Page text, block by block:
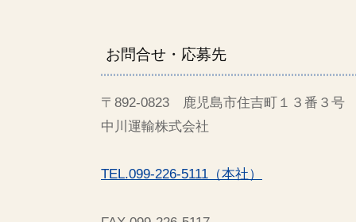
お問合せ・応募先
〒892-0823 鹿児島市住吉町１３番３号
中川運輸株式会社
TEL.099-226-5111（本社）